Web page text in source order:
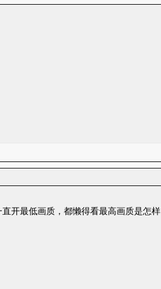
开最低画质，都懒得看最高画质是怎样